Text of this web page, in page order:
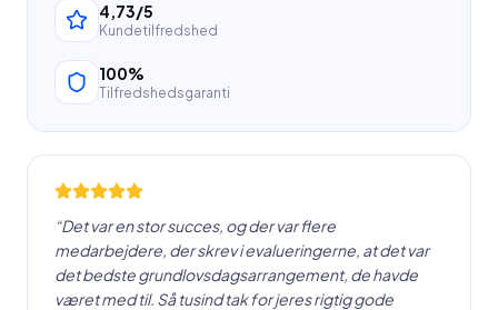
4,73/5
Kundetilfredshed
100%
Tilfredshedsgaranti
“Det var en stor succes, og der var flere
medarbejdere, der skrev i evalueringerne, at det var
det bedste grundlovsdagsarrangement, de havde
været med til. Så tusind tak for jeres rigtig gode